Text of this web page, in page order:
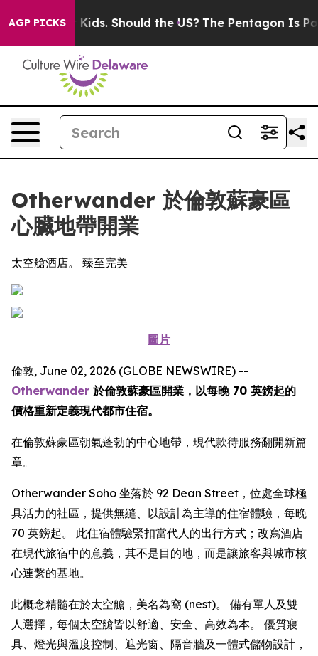
AGP PICKS
Their Kids. Should the US? The Pentagon Is
Otherwander 於倫敦蘇豪區
心臟地帶開業
太空艙酒店。 臻至完美
圖片
倫敦, June 02, 2026 (GLOBE NEWSWIRE) --
Otherwander 於倫敦蘇豪區開業，以每晚 70 英鎊起的
價格重新定義現代都市住宿。
在倫敦蘇豪區朝氣蓬勃的中心地帶，現代款待服務翻開新篇
章。
Otherwander Soho 坐落於 92 Dean Street，位處全球極
具活力的社區，提供無縫、以設計為主導的住宿體驗，每晚
70 英鎊起。 此住宿體驗緊扣當代人的出行方式；改寫酒店
在現代旅宿中的意義，其不是目的地，而是讓旅客與城市核
心連繫的基地。
此概念精髓在於太空艙，美名為窩 (nest)。 備有單人及雙
人選擇，每個太空艙皆以舒適、安全、高效為本。 優質寢
具、燈光與溫度控制、遮光窗、隔音牆及一體式儲物設計，